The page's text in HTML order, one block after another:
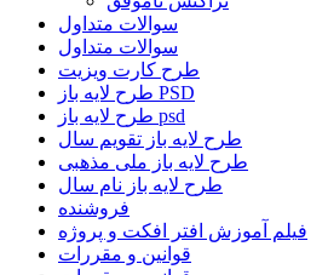
سوالات متداول
سوالات متداول
طرح کارت ویزیت
طرح لایه باز PSD
طرح لایه باز psd
طرح لایه باز تقویم سال
طرح لایه باز ملی مذهبی
طرح لایه باز نام سال
فروشنده
فیلم آموزش افتر افکت و پروژه
قوانین و مقررات